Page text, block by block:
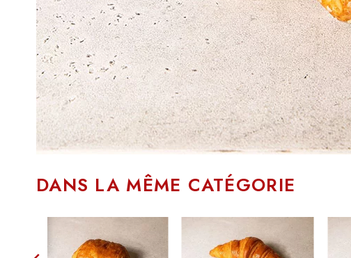
DANS LA MÊME CATÉGORIE